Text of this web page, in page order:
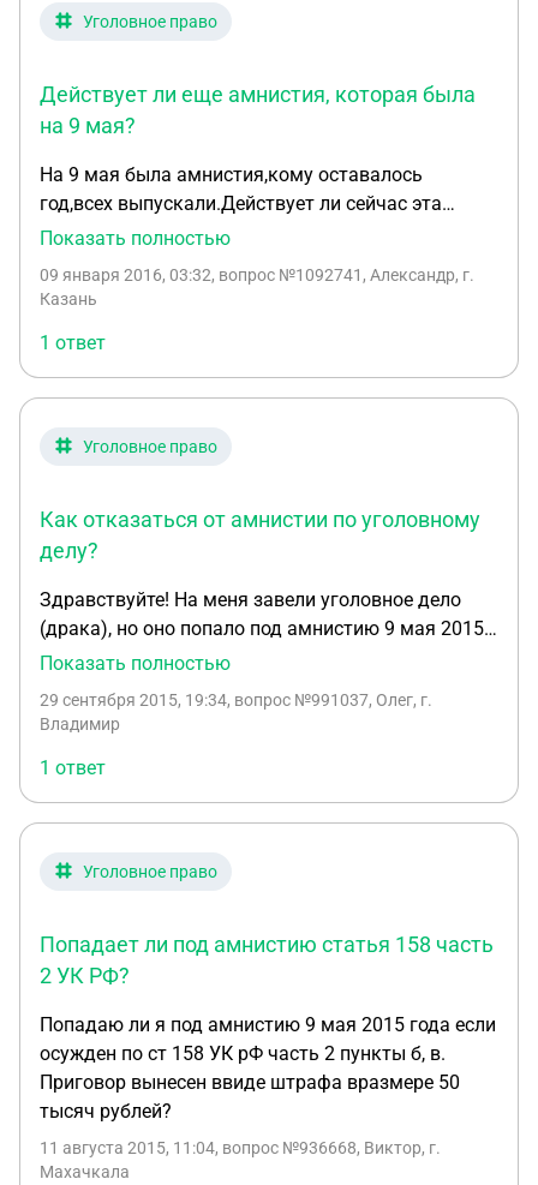
Уголовное право
Действует ли еще амнистия, которая была
на 9 мая?
На 9 мая была амнистия,кому оставалось
год,всех выпускали.Действует ли сейчас эта
амнистия? И еще 1 вопрос. Находясь в СИЗО,у
силу,могу ли я написать удо?
Показать полностью
09 января 2016, 03:32, вопрос №1092741, Александр, г.
Казань
1 ответ
Уголовное право
Как отказаться от амнистии по уголовному
делу?
Здравствуйте! На меня завели уголовное дело
(драка), но оно попало под амнистию 9 мая 2015г.
В соответствии с ней, я оказался обязан
решением не согласен и себя виновным не
какими заявлениями и куда обращаться?
Показать полностью
29 сентября 2015, 19:34, вопрос №991037, Олег, г.
Владимир
1 ответ
Уголовное право
Попадает ли под амнистию статья 158 часть
2 УК РФ?
Попадаю ли я под амнистию 9 мая 2015 года если
осужден по ст 158 УК рФ часть 2 пункты б, в.
Приговор вынесен ввиде штрафа вразмере 50
тысяч рублей?
11 августа 2015, 11:04, вопрос №936668, Виктор, г.
Махачкала